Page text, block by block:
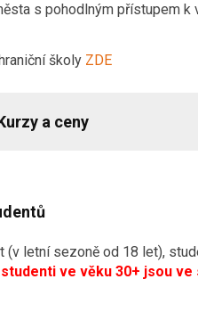
s pohodlným přístupem k
školy ZDE
a ceny
(v letní sezoně od 18 let),
studenti ve věku 30+ jsou ve